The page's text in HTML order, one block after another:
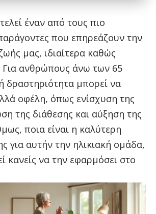
έναν από τους πιο
που επηρεάζουν την
μας, ιδιαίτερα καθώς
Για ανθρώπους άνω των 65
δραστηριότητα μπορεί να
οφέλη, όπως ενίσχυση της
της διάθεσης και αύξηση της
ποια είναι η καλύτερη
για αυτήν την ηλικιακή ομάδα,
κανείς να την εφαρμόσει στο